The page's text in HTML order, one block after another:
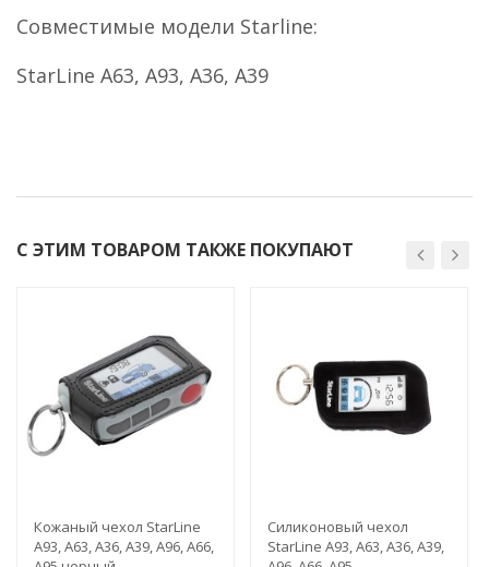
Совместимые модели Starline:
StarLine A63, A93, A36, A39
С ЭТИМ ТОВАРОМ ТАКЖЕ ПОКУПАЮТ
Кожаный чехол StarLine
A93, A63, A36, A39, A96, A66,
Силиконовый чехол
StarLine A93, A63, A36, A39,